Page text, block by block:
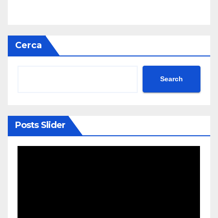
Cerca
Search
Posts Slider